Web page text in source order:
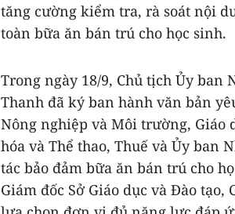
tăng cường kiểm tra, rà soát nội
toàn bữa ăn bán trú cho học sinh.
Trong ngày 18/9, Chủ tịch Ủy ban
Thanh đã ký ban hành văn bản
Nông nghiệp và Môi trường, Giáo
hóa và Thể thao, Thuế và Ủy ban
tác bảo đảm bữa ăn bán trú cho
Giám đốc Sở Giáo dục và Đào